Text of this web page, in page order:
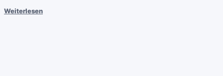
Weiterlesen